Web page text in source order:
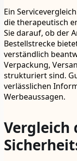
Ein
die therapeutisch
Sie darauf, ob der
Bestellstrecke
verständlich
Verpackung,
strukturiert sind.
verlässlichen
Werbeaussagen.
Vergleich